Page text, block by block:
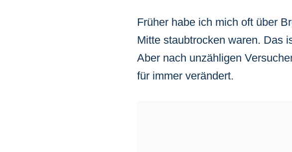
Früher habe ich mich oft über
Mitte staubtrocken waren. Das
Aber nach unzähligen
für immer verändert.